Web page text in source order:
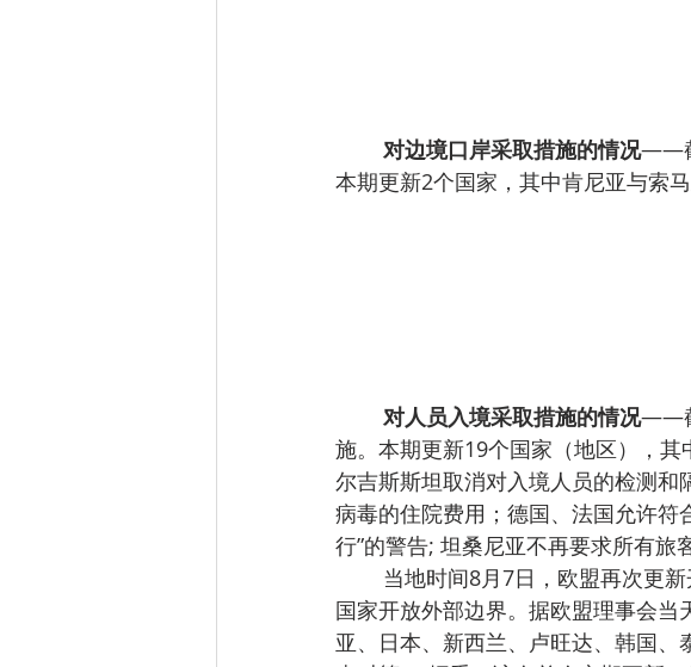
对边境口岸采取措施的情况——
本期更新2个国家，其中肯尼亚与索
对人员入境采取措施的情况——
施。本期更新19个国家（地区），
尔吉斯斯坦取消对入境人员的检测
病毒的住院费用；德国、法国允许符
行”的警告; 坦桑尼亚不再要求所有旅
国家开放外部边界。据欧盟理事会
亚、日本、新西兰、卢旺达、韩国、